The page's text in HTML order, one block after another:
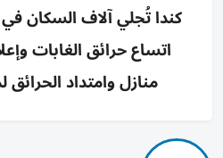
كندا تُجلي آلاف السكان
اتساع حرائق الغابات
منازل وامتداد الحرائق